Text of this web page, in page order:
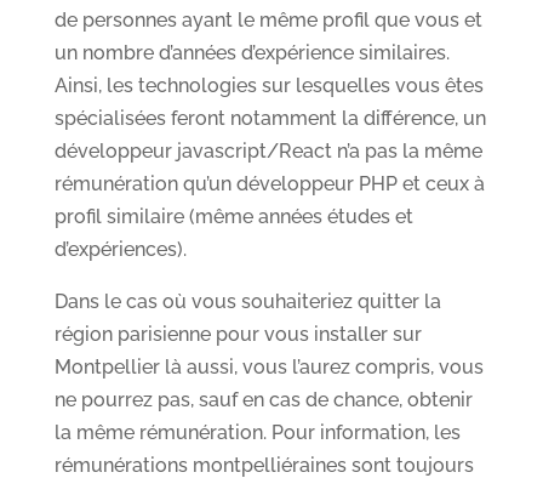
de personnes ayant le même profil que vous et
un nombre d’années d’expérience similaires.
Ainsi, les technologies sur lesquelles vous êtes
spécialisées feront notamment la différence, un
développeur javascript/React n’a pas la même
rémunération qu’un développeur PHP et ceux à
profil similaire (même années études et
d’expériences).
Dans le cas où vous souhaiteriez quitter la
région parisienne pour vous installer sur
Montpellier là aussi, vous l’aurez compris, vous
ne pourrez pas, sauf en cas de chance, obtenir
la même rémunération. Pour information, les
rémunérations montpelliéraines sont toujours